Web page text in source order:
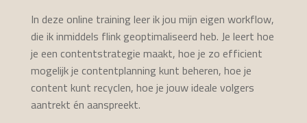
In deze online training leer ik jou mijn eigen workflow,
die ik inmiddels flink geoptimaliseerd heb. Je leert hoe
je een contentstrategie maakt, hoe je zo efficient
mogelijk je contentplanning kunt beheren, hoe je
content kunt recyclen, hoe je jouw ideale volgers
aantrekt én aanspreekt.